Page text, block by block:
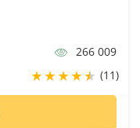
266 009
(11)